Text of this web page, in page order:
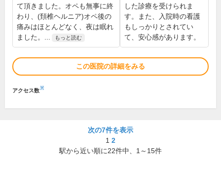
て頂きました。オペも無事に終
わり、(頚椎ヘルニア)オペ後の
痛みはほとんどなく、夜は眠れ
ました。...
もっと読む
した診療を受けられま
す。また、入院時の看護
もしっかりとされてい
て、安心感があります。
この医院の詳細をみる
アクセス数※
次の7件を表示
1 2
駅から近い順に22件中、 1～15件